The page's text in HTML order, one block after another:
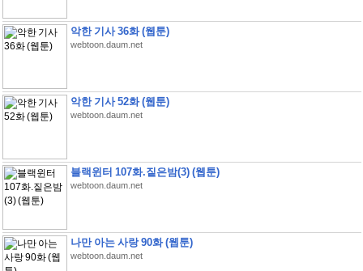
악한 기사 36화 (웹툰)
webtoon.daum.net
악한 기사 52화 (웹툰)
webtoon.daum.net
블랙윈터 107화.짙은밤(3) (웹툰)
webtoon.daum.net
나만 아는 사랑 90화 (웹툰)
webtoon.daum.net